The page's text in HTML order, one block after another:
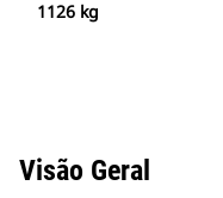
1126 kg
Visão Geral